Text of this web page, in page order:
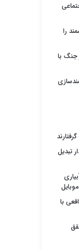
را
جنگ با
تبدیل
با